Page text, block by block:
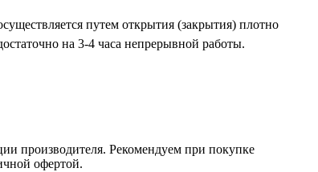
путем открытия (закрытия) плотно
на 3-4 часа непрерывной работы.
производителя. Рекомендуем при покупке
офертой.